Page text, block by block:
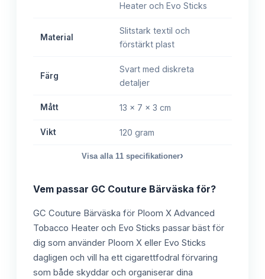
Heater och Evo Sticks
Material
Slitstark textil och
förstärkt plast
Färg
Svart med diskreta
detaljer
Mått 13 x 7 x 3 cm
Vikt 120 gram
Visa alla 11 specifikationer›
Vem passar GC Couture Bärväska för?
GC Couture Bärväska för Ploom X Advanced
Tobacco Heater och Evo Sticks passar bäst för
dig som använder Ploom X eller Evo Sticks
dagligen och vill ha ett cigarettfodral förvaring
som både skyddar och organiserar dina